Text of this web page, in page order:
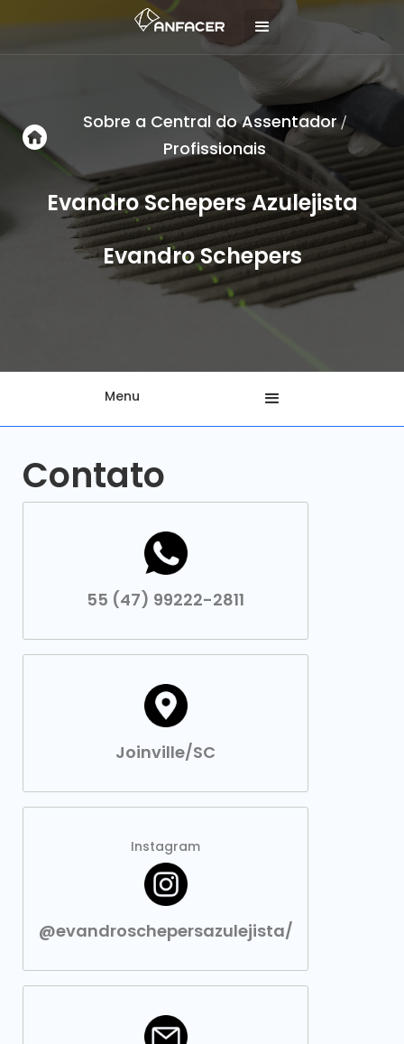
Sobre a Central do Assentador/
Profissionais
Evandro Schepers Azulejista
Evandro Schepers
Menu
Contato
55 (47) 99222-2811
Joinville/SC
Instagram
@evandroschepersazulejista/